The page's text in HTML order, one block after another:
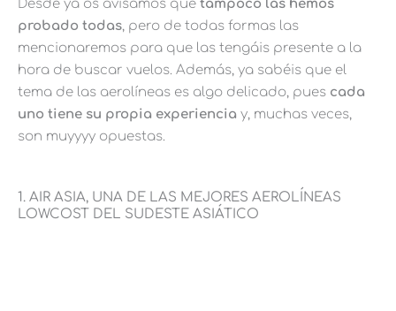
Desde ya os avisamos que tampoco las hemos
probado todas, pero de todas formas las
mencionaremos para que las tengáis presente a la
hora de buscar vuelos. Además, ya sabéis que el
tema de las aerolíneas es algo delicado, pues cada
uno tiene su propia experiencia y, muchas veces,
son muyyyy opuestas.
1. AIR ASIA, UNA DE LAS MEJORES AEROLÍNEAS
LOWCOST DEL SUDESTE ASIÁTICO